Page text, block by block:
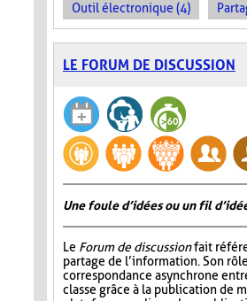
Outil électronique (4)
LE FORUM DE DISCUSSION
Une foule d’idées ou un fil
Le Forum de discussionfait
partage de l’information. Son
correspondance asynchrone
classe grâce à la publication de